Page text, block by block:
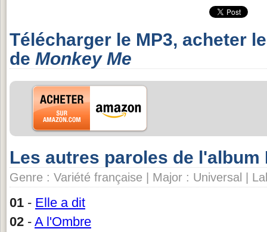
Télécharger le MP3, acheter
de Monkey Me
Les autres paroles de l'album
Genre : Variété française | Major : Universal |
01 - Elle a dit
02 - A l'Ombre